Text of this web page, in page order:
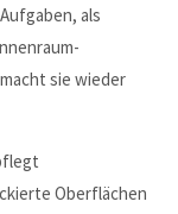
als
sie wieder
Oberflächen